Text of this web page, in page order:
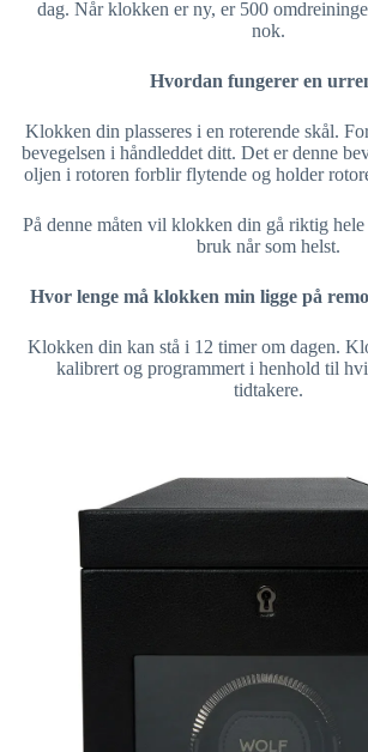
dag. Når klokken er ny, er 500
nok.
Hvordan fungerer en
Klokken din plasseres i en roterende skål.
bevegelsen i håndleddet ditt. Det er denne
oljen i rotoren forblir flytende og holder
På denne måten vil klokken din gå riktig
bruk når som helst.
Hvor lenge må klokken min ligge på
Klokken din kan stå i 12 timer om dagen.
kalibrert og programmert i henhold til
tidtakere.